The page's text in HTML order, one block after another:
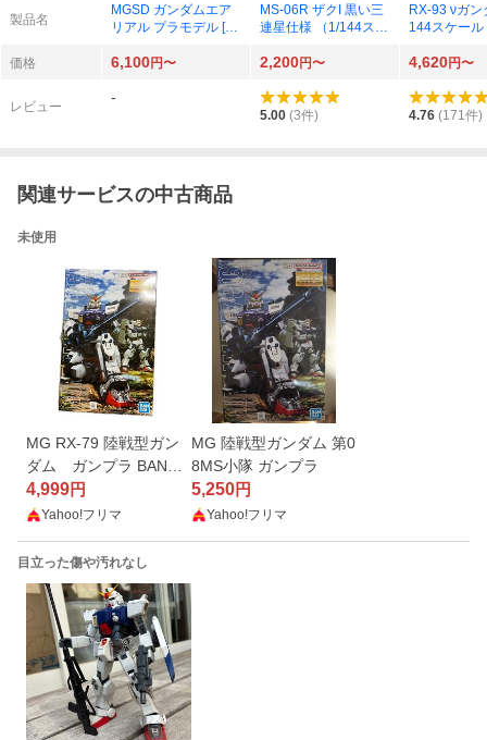
製品名
MGSD ガンダムエア
リアル プラモデル [B
MS-06R ザクI 黒い三
連星仕様 （1/144スケ
戦士ガンダム（MS
RX-93 νガン
144スケール
動戦士ガン
価格 6,100円〜 2,200円〜 4,620円〜
レビュー
-
5.00 (3件) 4.76 (171 件)
関連サービスの中古商品
未使用
MG RX-79 陸戦型ガン
ダム ガンプラ BANDA
I4,999円
Yahoo!フリマ
MG 陸戦型ガンダム 第0
8MS小隊 ガンプラ
5,250円
Yahoo!フリマ
目立った傷や汚れなし